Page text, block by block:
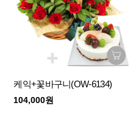
케익+꽃바구니(OW-6134)
104,000원